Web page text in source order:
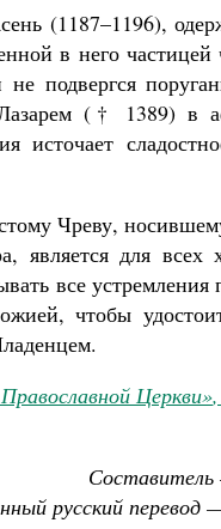
(1187–1196),
в него
подвергся
(† 1389) в
источает
Чреву,
для всех
все
чтобы
Церкви»
русский